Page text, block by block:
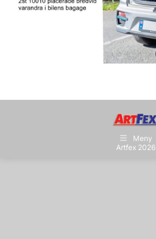
Meny
Artfex 2026